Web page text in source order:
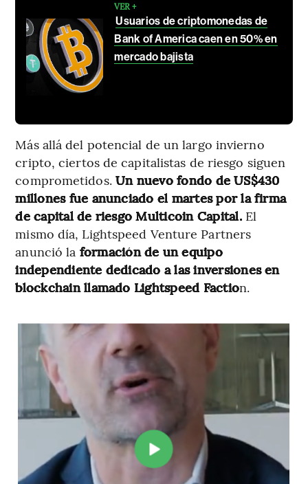
VER +
Usuarios de criptomonedas de
Bank of America caen en 50% en
mercado bajista
Más allá del potencial de un largo invierno
cripto, ciertos de capitalistas de riesgo siguen
comprometidos. Un nuevo fondo de US$430
millones fue anunciado el martes por la firma
de capital de riesgo Multicoin Capital.El
mismo día, Lightspeed Venture Partners
anunció la formación de un equipo
independiente dedicado a las inversiones en
blockchain llamado Lightspeed Faction.